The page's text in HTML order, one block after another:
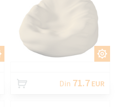
PERSONALIZAȚI
Din 71.7 EUR